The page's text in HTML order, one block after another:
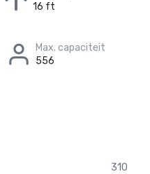
16 ft
Max. capaciteit
556
310